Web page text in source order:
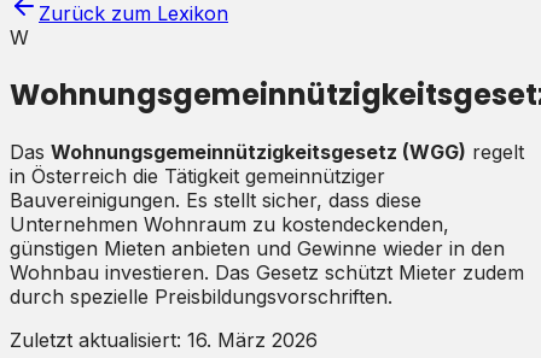
Zurück zum Lexikon
W
Das Wohnungsgemeinnützigkeitsgesetz (WGG) regelt
in Österreich die Tätigkeit gemeinnütziger
Bauvereinigungen. Es stellt sicher, dass diese
Unternehmen Wohnraum zu kostendeckenden,
günstigen Mieten anbieten und Gewinne wieder in den
Wohnbau investieren. Das Gesetz schützt Mieter zudem
durch spezielle Preisbildungsvorschriften.
Zuletzt aktualisiert: 16. März 2026